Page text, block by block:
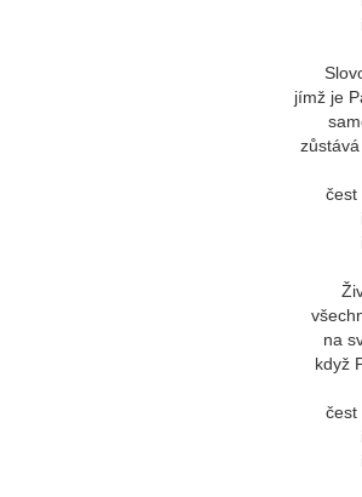
jímž je
čest
na
když
čest